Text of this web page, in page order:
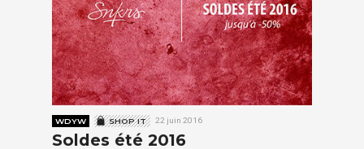
WDYW SHOP IT 22 juin 2016
Soldes été 2016